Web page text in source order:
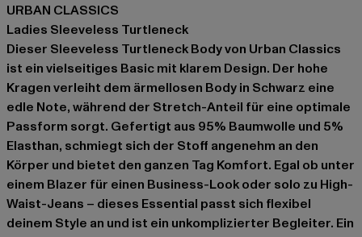
URBAN CLASSICS
Ladies Sleeveless Turtleneck
Dieser Sleeveless Turtleneck Body von Urban Classics
ist ein vielseitiges Basic mit klarem Design. Der hohe
Kragen verleiht dem ärmellosen Body in Schwarz eine
edle Note, während der Stretch-Anteil für eine optimale
Passform sorgt. Gefertigt aus 95% Baumwolle und 5%
Elasthan, schmiegt sich der Stoff angenehm an den
Körper und bietet den ganzen Tag Komfort. Egal ob unter
einem Blazer für einen Business-Look oder solo zu High-
Waist-Jeans – dieses Essential passt sich flexibel
deinem Style an und ist ein unkomplizierter Begleiter. Ein